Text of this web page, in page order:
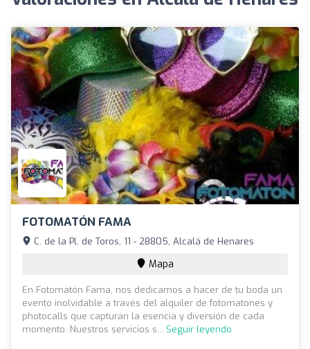
FOTOMATÓN FAMA
C. de la Pl. de Toros, 11 - 28805, Alcalá de Henares
Mapa
En Fotomatón Fama, nos dedicamos a hacer de tu boda un
evento inolvidable a través del alquiler de fotomatones y
photocalls que capturan la esencia y diversión de cada
momento. Nuestros servicios s... Seguir leyendo